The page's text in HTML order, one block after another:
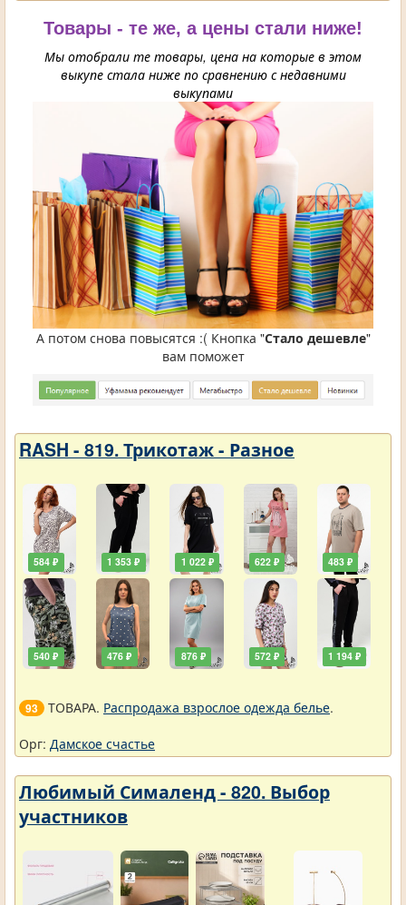
Товары - те же, а цены стали ниже!
Мы отобрали те товары, цена на которые в этом
выкупе стала ниже по сравнению с недавними
выкупами
А потом снова повысятся :( Кнопка "Стало дешевле"
вам поможет
RASH - 819. Трикотаж - Разное
584 ₽
540 ₽
1 353 ₽
476 ₽
1 022 ₽
876 ₽
622 ₽
572 ₽
483 ₽
1 194 ₽
93 ТОВАРА. Распродажа взрослое одежда белье.
Орг: Дамское счастье
Любимый Сималенд - 820. Выбор
участников